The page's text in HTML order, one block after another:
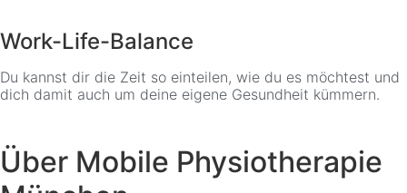
Work-Life-Balance
Du kannst dir die Zeit so einteilen, wie du es möchtest und
dich damit auch um deine eigene Gesundheit kümmern.
Über Mobile Physiotherapie